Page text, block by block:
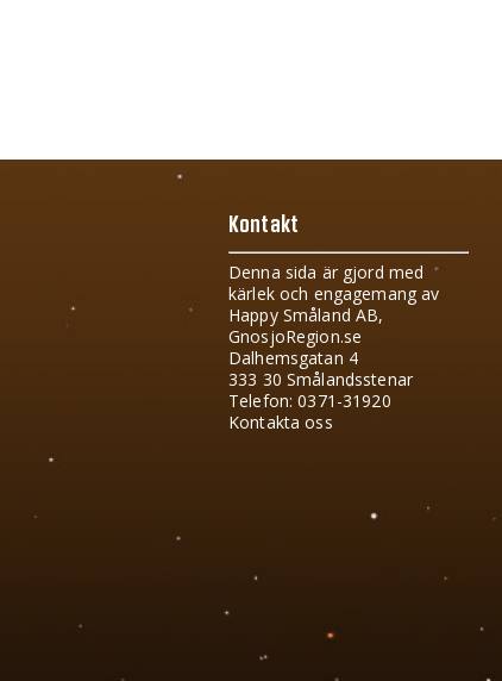
Kontakt
Denna sida är gjord med
kärlek och engagemang av
Happy Småland AB,
GnosjoRegion.se
Dalhemsgatan 4
333 30 Smålandsstenar
Telefon: 0371-31920
Kontakta oss